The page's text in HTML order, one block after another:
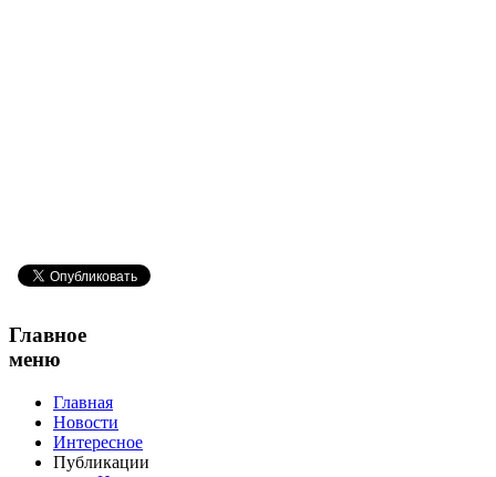
Главное
меню
Главная
Новости
Интересное
Публикации